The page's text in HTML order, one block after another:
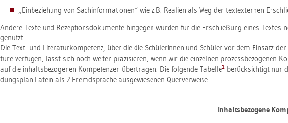
„Ein­be­zie­hung von Sach­in­for­ma­tio­nen“ wie z.B. Rea­li­en als Weg der tex­tex­ter­nen
An­de­re Texte und Re­zep­ti­ons­do­ku­men­te hin­ge­gen wur­den für die Er­schlie­ßung eines Tex­tes
ge­nutzt.
Die Text- und Li­te­ra­tur­kom­pe­tenz, über die die Schü­le­rin­nen und Schü­ler vor dem Ein­satz
tü­re ver­fü­gen, lässt sich noch wei­ter prä­zi­sie­ren, wenn wir die ein­zel­nen pro­zess­be­zo­ge­nen
auf die in­halts­be­zo­ge­nen Kom­pe­ten­zen über­tra­gen. Die fol­gen­de Ta­bel­le1be­rück­sich­tigt nur
dungs­plan La­tein als 2.​Fremdspra­che aus­ge­wie­se­nen Quer­ver­wei­se.
in­halts­be­zo­ge­ne